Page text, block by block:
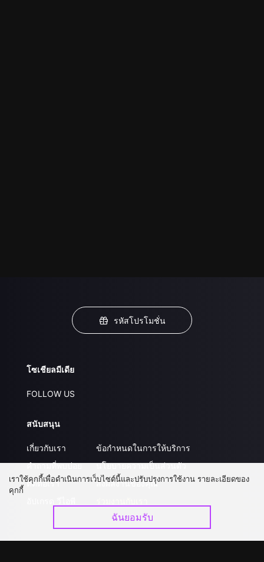
รหัสโปรโมชั่น
โซเชียลมีเดีย
FOLLOW US
สนับสนุน
เกี่ยวกับเรา
คำถามที่พบบ่อย
ติดต่อเรา
ข้อกำหนดในการให้บริการ
นโยบายความเป็นส่วนตัว
ส่งผลงานของคุณ
เราใช้คุกกี้เพื่อดำเนินการเว็บไซต์นี้และปรับปรุงการใช้งาน รายละเอียดของ
คุกกี้
ฉันยอมรับ